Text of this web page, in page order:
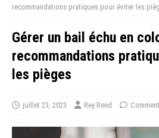
recommandations pratiques pour éviter les
Gérer un bail échu en
recommandations
les pièges
juillet 23, 2023 Rey Reed